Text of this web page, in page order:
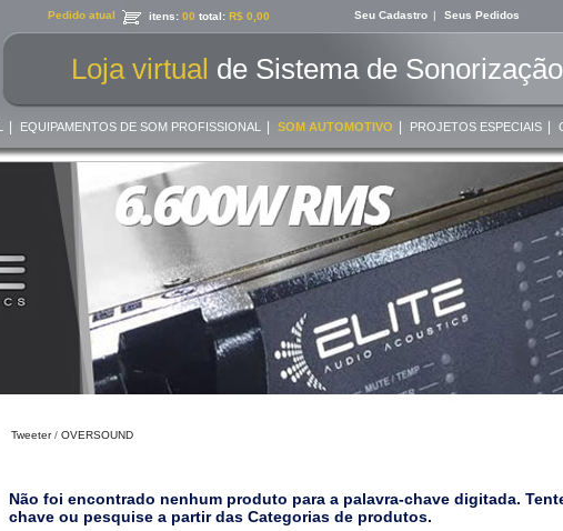
Pedido atual Seu Cadastro | Seus Pedidos
itens: 00 total: R$ 0,00
Loja virtual de Sistema de
| EQUIPAMENTOS DE SOM PROFISSIONAL | SOM AUTOMOTIVO PROJETOS ESPECIAIS|
Tweeter/ OVERSOUND
Não foi encontrado nenhum produto para a palavra-chave digitada.
chave ou pesquise a partir das Categorias de produtos.